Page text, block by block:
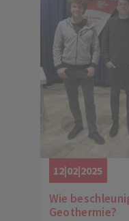
12|02|2025
Wie
Geothermie?